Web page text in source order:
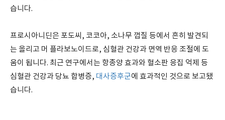
습니다.
프로시아니딘은 포도씨, 코코아, 소나무 껍질 등에서 흔히 발견되
는 올리고 머 플라보노이드로, 심혈관 건강과 면역 반응 조절에 도
움이 됩니다. 최근 연구에서는 항종양 효과와 혈소판 응집 억제 등
심혈관 건강과 당뇨 합병증, 대사증후군에 효과적인 것으로 보고됐
습니다.